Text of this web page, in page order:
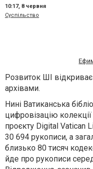
10:17, 8 червня
Суспільство
Розвиток ШІ
архівами.
Нині Ватиканська
цифровізацію
проєкту Digital Vatican
30 694 рукописи, а
близько 80 тисяч
йде про рукописи